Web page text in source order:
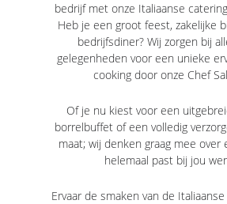
bedrijf met onze Italiaanse
Heb je een groot feest, zakelijke
bedrijfsdiner? Wij zorgen bij
gelegenheden voor een unieke
cooking door onze Chef
Of je nu kiest voor een
borrelbuffet of een volledig
maat; wij denken graag mee over
helemaal past bij jou
Ervaar de smaken van de